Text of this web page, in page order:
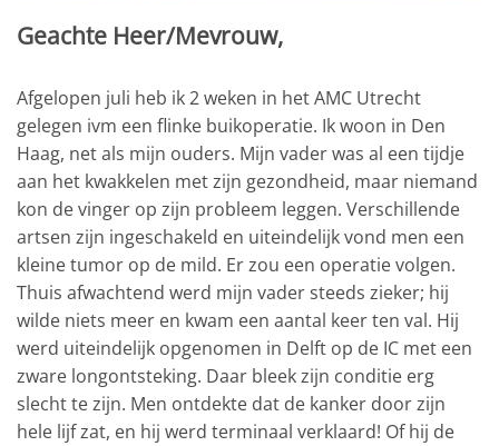
Geachte Heer/Mevrouw,
Afgelopen juli heb ik 2 weken in het AMC Utrecht
gelegen ivm een flinke buikoperatie. Ik woon in Den
Haag, net als mijn ouders. Mijn vader was al een tijdje
aan het kwakkelen met zijn gezondheid, maar niemand
kon de vinger op zijn probleem leggen. Verschillende
artsen zijn ingeschakeld en uiteindelijk vond men een
kleine tumor op de mild. Er zou een operatie volgen.
Thuis afwachtend werd mijn vader steeds zieker; hij
wilde niets meer en kwam een aantal keer ten val. Hij
werd uiteindelijk opgenomen in Delft op de IC met een
zware longontsteking. Daar bleek zijn conditie erg
slecht te zijn. Men ontdekte dat de kanker door zijn
hele lijf zat, en hij werd terminaal verklaard! Of hij de